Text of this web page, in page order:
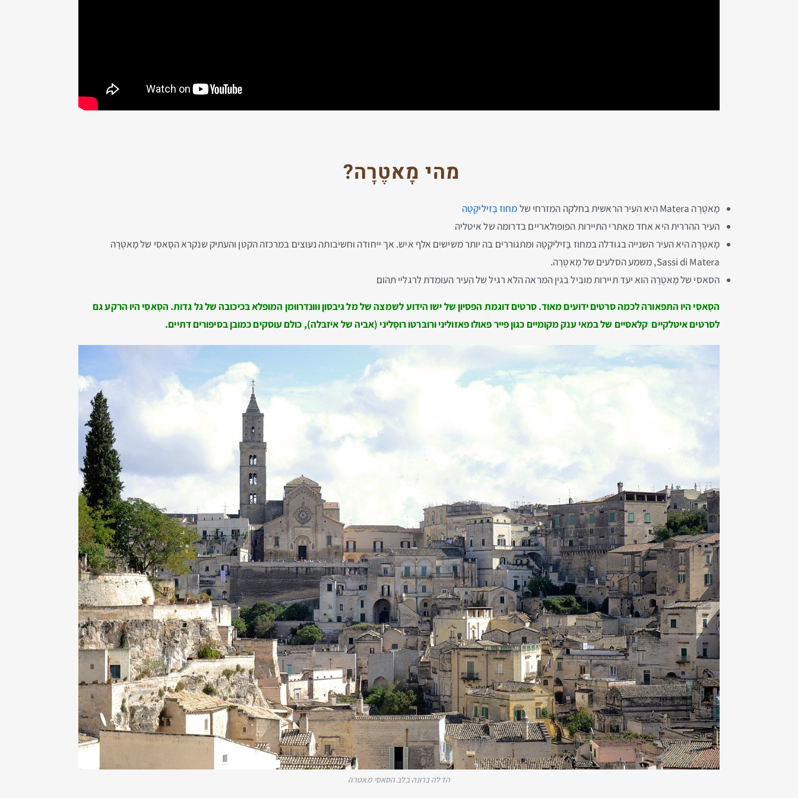
מהי מָאטֶרָה?
מָאטֶרָה Matera היא העיר הראשית בחלקה המזרחי של
מחוז בָּזיליקָטָה
העיר ההררית היא אחד מאתרי התיירות הפופולאריים בדרומה של איטליה
מָאטֶרָה היא העיר השנייה בגודלה במחוז בָּזיליקָטָה ומתגוררים בה יותר משישים אלף איש. אך ייחודה וחשיבותה נעוצים במרכזה הקטן והעתיק שנקרא הסָאסִי של מָאטֶרָה
Sassi di Matera, משמע הסלעים של מָאטֶרָה.
הסאסי של מָאטֶרָה הוא יעד תיירות מוביל בגין המראה הלא רגיל של העיר העומדת לרגליי תהום
הסָאסִי היו התפאורה לכמה סרטים ידועים מאוד. סרטים דוגמת הפסיון של ישו הידוע לשמצה של מל גיבסון ווונדרוומן המופלא בכיכובה של גל גדות. הסָאסִי היו הרקע גם
לסרטים איטלקיים קלאסיים של במאי ענק מקומיים כגון פּייר פּאולו פּאזוליני ורובּרטו רוסָליני (אביה של איזבּלה), כולם עוסקים כמובן בסיפורים דתיים.
הדלה ברונה בלב הסאסי מאטרה